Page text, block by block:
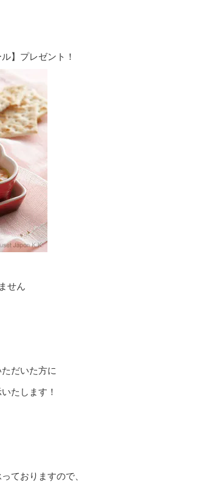
】プレゼント！
せん
だいた方に
たします！
ておりますので、